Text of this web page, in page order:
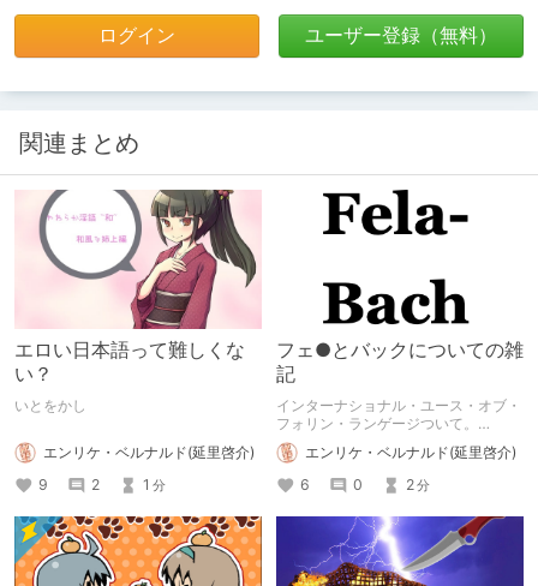
ログイン ユーザー登録（無料）
関連まとめ
エロい日本語って難しくな
い？
いとをかし
エンリケ・ベルナルド(延里啓介)
9
2 1 分
フェ●とバックについての雑
記
インターナショナル・ユース・オブ・
フォリン・ランゲージついて。
2022.8.8: 一部の作品アイテムをリン
クアイテムに差し替え
エンリケ・ベルナルド(延里啓介)
6
0 2分